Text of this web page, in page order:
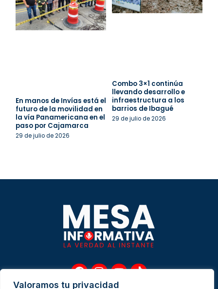
Valoramos tu privacidad
En manos de Invías está el
futuro de la movilidad en
la vía Panamericana en el
paso por Cajamarca
29 de julio de 2026
Combo 3×1 continúa
llevando desarrollo e
infraestructura a los
barrios de Ibagué
29 de julio de 2026
F
a
I
n
Y
T